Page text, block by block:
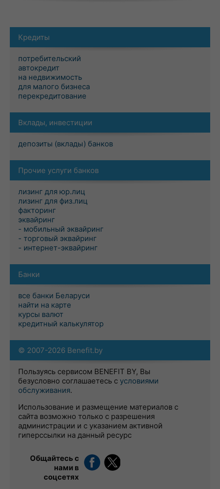
Кредиты
потребительский
автокредит
на недвижимость
для малого бизнеса
перекредитование
Вклады, инвестиции
депозиты (вклады) банков
Прочие услуги банков
лизинг для юр.лиц
лизинг для физ.лиц
факторинг
эквайринг
- мобильный эквайринг
- торговый эквайринг
- интернет-эквайринг
Банки
все банки Беларуси
найти на карте
курсы валют
кредитный калькулятор
© 2007-2026 Benefit.by
Пользуясь сервисом BENEFIT BY, Вы
безусловно соглашаетесь с условиями
обслуживания.
Использование и размещение материалов с
сайта возможно только с разрешения
администрации и с указанием активной
гиперссылки на данный ресурс
Общайтесь с
нами в
соцсетях